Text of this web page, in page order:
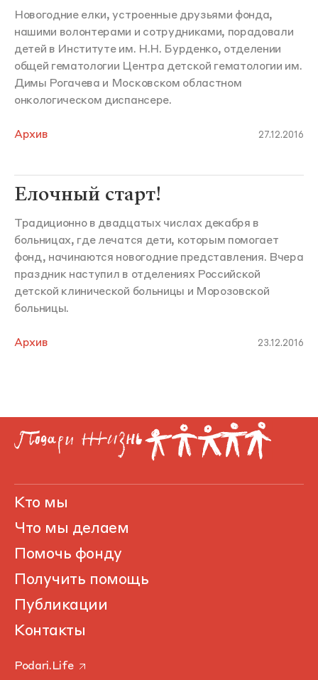
Новогодние елки, устроенные друзьями фонда,
нашими волонтерами и сотрудниками, порадовали
детей в Институте им. Н.Н. Бурденко, отделении
общей гематологии Центра детской гематологии им.
Димы Рогачева и Московском областном
онкологическом диспансере.
Архив 27.12.2016
Елочный старт!
Традиционно в двадцатых числах декабря в
больницах, где лечатся дети, которым помогает
фонд, начинаются новогодние представления. Вчера
праздник наступил в отделениях Российской
детской клинической больницы и Морозовской
больницы.
Архив 23.12.2016
Кто мы
Что мы делаем
Помочь фонду
Получить помощь
Публикации
Контакты
Podari.Life